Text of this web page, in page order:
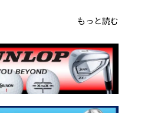
もっと読む